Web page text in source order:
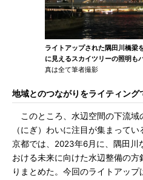
ライトアップされた隅田川橋梁
に見えるスカイツリーの照明も
真は全て筆者撮影
地域とのつながりをライティング
このところ、水辺空間の下流域
（にぎ）わいに注目が集まってい
京都では、2023年6月に、隅田川
おける未来に向けた水辺整備の方
りまとめた。今回のライトアップ